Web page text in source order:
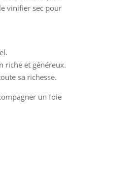
vinifier sec pour
riche et généreux.
sa richesse.
un foie